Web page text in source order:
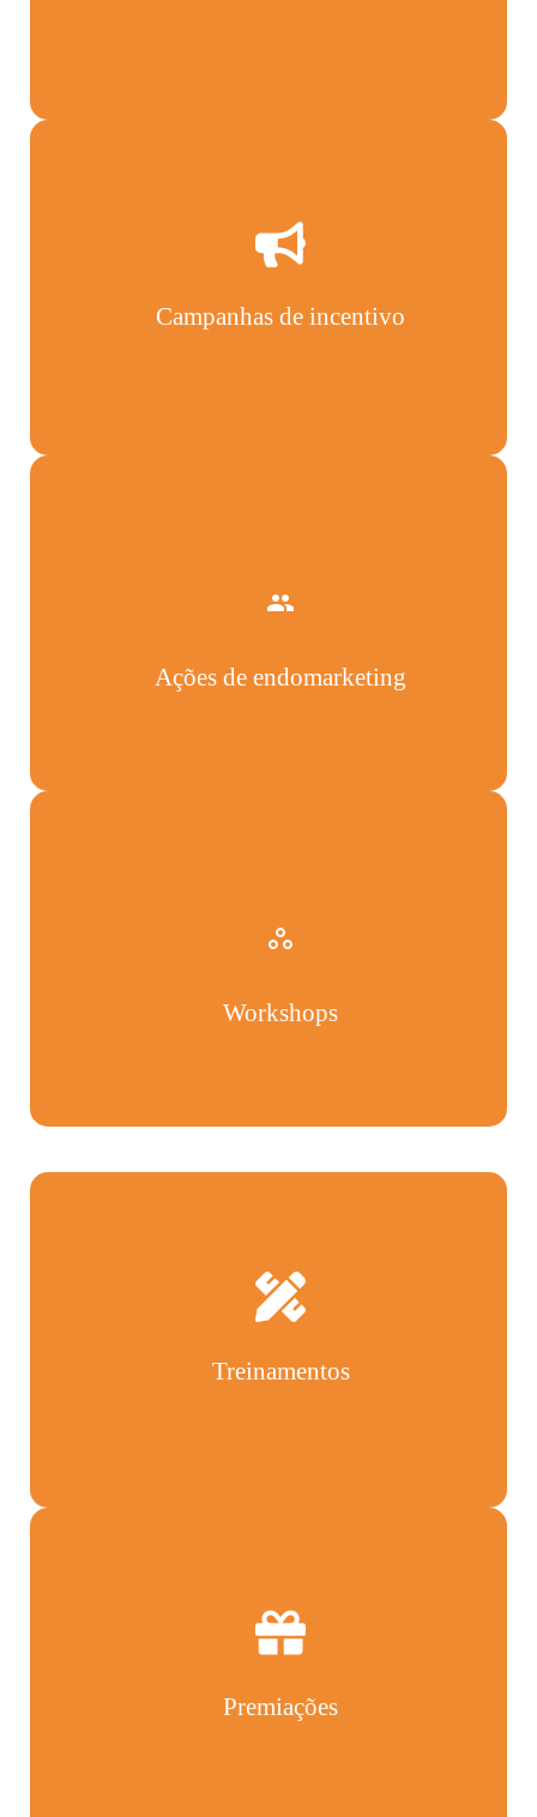
Campanhas de incentivo
Ações de endomarketing
Workshops
Treinamentos
Premiações